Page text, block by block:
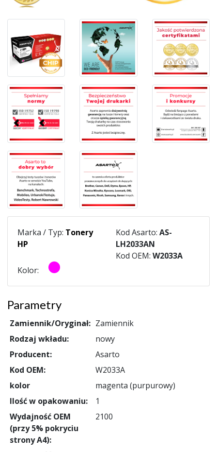
Marka / Typ: Tonery
HP
Kod Asarto: AS-
LH2033AN
Kod OEM: W2033A
Kolor:
Parametry
Zamiennik/Oryginał: Zamiennik
Rodzaj wkładu:
nowy
Producent:
Asarto
Kod OEM:
W2033A
kolor
magenta (purpurowy)
Ilość w opakowaniu:
1
Wydajność OEM
(przy 5% pokryciu
strony A4):
2100